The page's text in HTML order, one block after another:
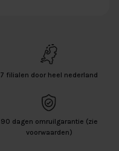
7 filialen door heel nederland
90 dagen omruilgarantie (zie
voorwaarden)